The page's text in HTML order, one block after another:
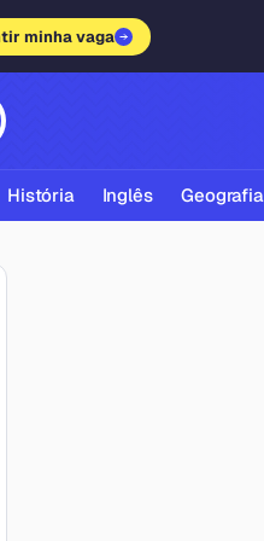
minha vaga
História Inglês Geografia